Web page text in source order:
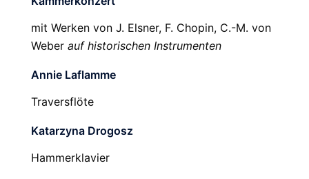
mit Werken von J. Elsner, F. Chopin, C.-M. von
Weber auf historischen Instrumenten
Annie Laflamme
Traversflöte
Katarzyna Drogosz
Hammerklavier